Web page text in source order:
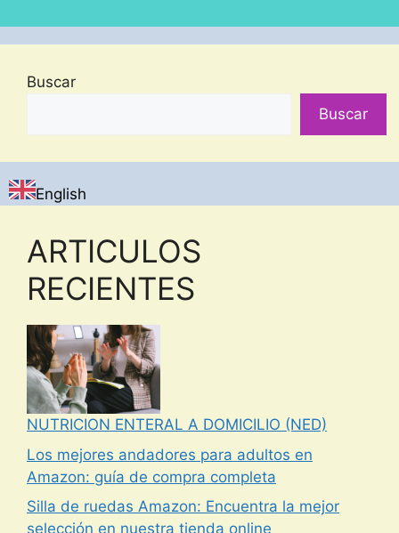
Buscar
Buscar
English
ARTICULOS
RECIENTES
NUTRICION ENTERAL A DOMICILIO (NED)
Los mejores andadores para adultos en
Amazon: guía de compra completa
Silla de ruedas Amazon: Encuentra la mejor
selección en nuestra tienda online